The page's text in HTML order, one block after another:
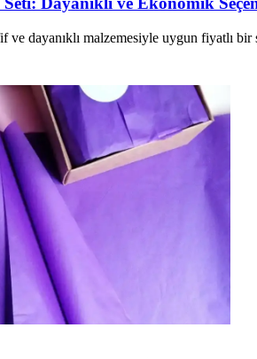
dayanıklı malzemesiyle uygun fiyatlı